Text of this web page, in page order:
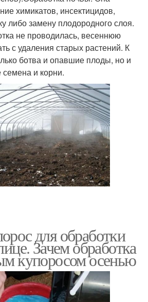
химикатов, инсектицидов,
либо замену плодородного слоя.
не проводилась, весеннюю
с удаления старых растений. К
ботва и опавшие плоды, но и
семена и корни.
для обработки
Зачем обработка
купоросом осенью